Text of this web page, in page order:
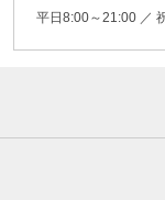
平日8:00～21:00 ／